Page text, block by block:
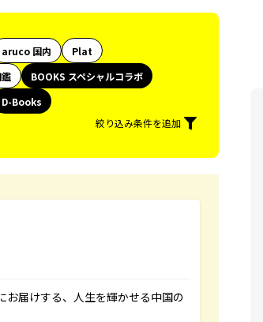
aruco 国内
Plat
BOOKS スペシャルコラボ
D-Books
絞り込み条件を追加
届けする、人生を輝かせる中国の